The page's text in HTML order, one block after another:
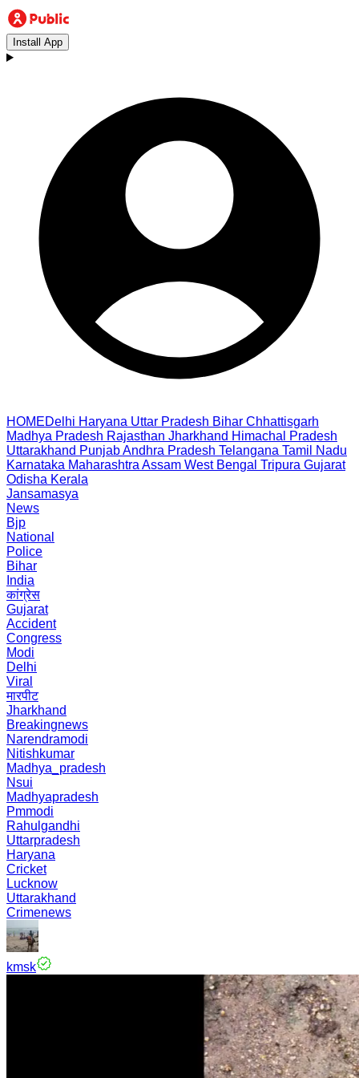
Install App
HOMEDelhi Haryana Uttar Pradesh Bihar Chhattisgarh
Madhya Pradesh Rajasthan Jharkhand Himachal Pradesh
Uttarakhand PunjabAndhra Pradesh Telangana Tamil Nadu
Karnataka Maharashtra Assam West Bengal Tripura Gujarat
Odisha Kerala
Jansamasya
News
Bjp
National
Police
Bihar
India
कांग्रेस
Gujarat
Accident
Congress
Modi
Delhi
Viral
मारपीट
Jharkhand
Breakingnews
Narendramodi
Nitishkumar
Madhya_pradesh
Nsui
Madhyapradesh
Pmmodi
Rahulgandhi
Uttarpradesh
Haryana
Cricket
Lucknow
Uttarakhand
Crimenews
kmsk